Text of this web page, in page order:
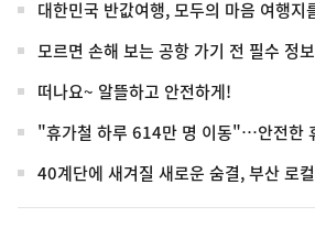
대한민국 반값여행, 모두의 마음 여행지
모르면 손해 보는 공항 가기 전 필수 정
떠나요~ 알뜰하고 안전하게!
"휴가철 하루 614만 명 이동"…안전한 휴
40계단에 새겨질 새로운 숨결, 부산 로컬 아